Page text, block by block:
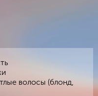
волосы (блонд,